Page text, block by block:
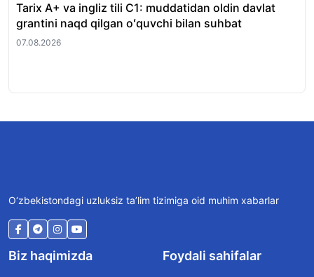
Tarix A+ va ingliz tili C1: muddatidan oldin davlat
grantini naqd qilgan oʻquvchi bilan suhbat
07.08.2026
O‘zbekistondagi uzluksiz ta’lim tizimiga oid muhim xabarlar
Biz haqimizda Foydali sahifalar